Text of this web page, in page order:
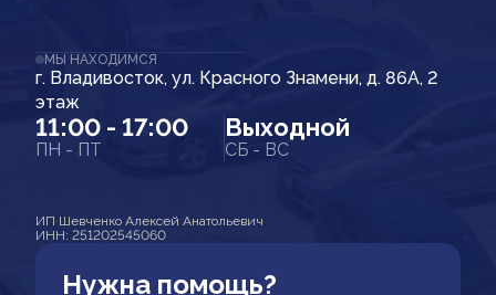
МЫ НАХОДИМСЯ
г. Владивосток, ул. Красного Знамени, д. 86А, 2
этаж
11:00 - 17:00
ПН - ПТ
Выходной
СБ - ВС
ИП Шевченко Алексей Анатольевич
ИНН: 251202545060
Нужна помощь?